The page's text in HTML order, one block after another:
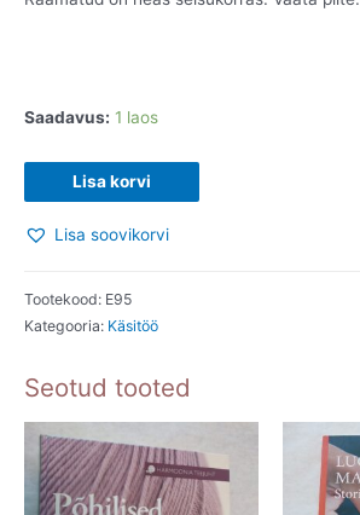
Saadavus: 1 laos
Niplisehted
ja
aksessuaarid.
II.osa.
Lia
2012;
kogus
Lisa korvi
Lisa soovikorvi
Tootekood: E95
Kategooria: Käsitöö
Seotud tooted